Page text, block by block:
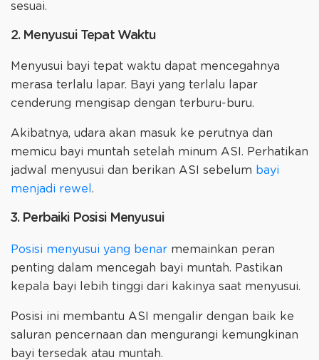
sesuai.
2. Menyusui Tepat Waktu
Menyusui bayi tepat waktu dapat mencegahnya
merasa terlalu lapar. Bayi yang terlalu lapar
cenderung mengisap dengan terburu-buru.
Akibatnya, udara akan masuk ke perutnya dan
memicu bayi muntah setelah minum ASI. Perhatikan
jadwal menyusui dan berikan ASI sebelum bayi
menjadi rewel.
3. Perbaiki Posisi Menyusui
Posisi menyusui yang benar memainkan peran
penting dalam mencegah bayi muntah. Pastikan
kepala bayi lebih tinggi dari kakinya saat menyusui.
Posisi ini membantu ASI mengalir dengan baik ke
saluran pencernaan dan mengurangi kemungkinan
bayi tersedak atau muntah.